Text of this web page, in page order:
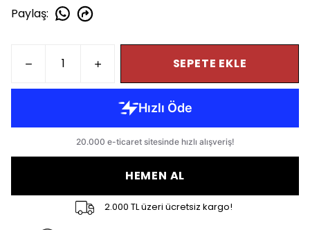
Paylaş:
SEPETE EKLE
HEMEN AL
2.000 TL üzeri ücretsiz kargo!